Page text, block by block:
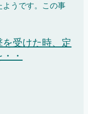
ようです。この事
受けた時、定
・